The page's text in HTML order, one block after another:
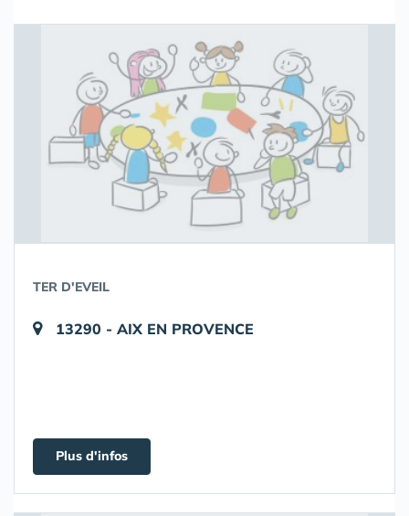
TER D'EVEIL
13290 - AIX EN PROVENCE
Plus d'infos